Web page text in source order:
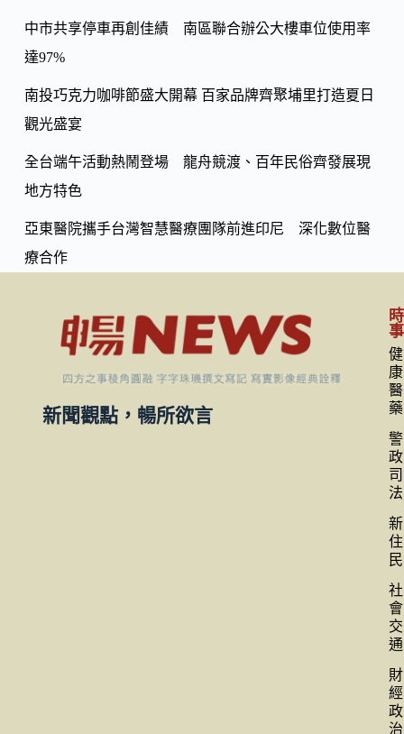
k
中市共享停車再創佳績 南區聯合辦公大樓車位使用率
達97%
南投巧克力咖啡節盛大開幕 百家品牌齊聚埔里打造夏日
觀光盛宴
全台端午活動熱鬧登場 龍舟競渡、百年民俗齊發展現
地方特色
亞東醫院攜手台灣智慧醫療團隊前進印尼 深化數位醫
療合作
新聞觀點，暢所欲言
時
事
健
康
醫
藥
警
政
司
法
新
住
民
社
會
交
通
財
經
政
治